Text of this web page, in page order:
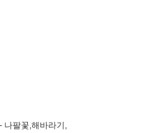
나팔꽃,해바라기,